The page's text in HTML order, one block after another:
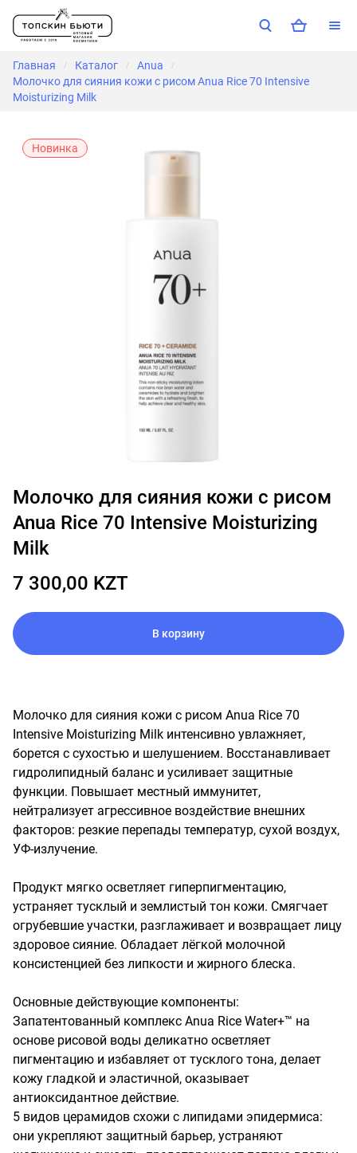
Главная / Каталог / Anua /
Молочко для сияния кожи с рисом Anua Rice 70 Intensive
Moisturizing Milk
Новинка
Молочко для сияния кожи с рисом
Anua Rice 70 Intensive Moisturizing
Milk
7 300,00 KZT
В корзину
Молочко для сияния кожи с рисом Anua Rice 70
Intensive Moisturizing Milk интенсивно увлажняет,
борется с сухостью и шелушением. Восстанавливает
гидролипидный баланс и усиливает защитные
функции. Повышает местный иммунитет,
нейтрализует агрессивное воздействие внешних
факторов: резкие перепады температур, сухой воздух,
УФ-излучение.
Продукт мягко осветляет гиперпигментацию,
устраняет тусклый и землистый тон кожи. Смягчает
огрубевшие участки, разглаживает и возвращает лицу
здоровое сияние. Обладает лёгкой молочной
консистенцией без липкости и жирного блеска.
Основные действующие компоненты:
Запатентованный комплекс Anua Rice Water+™ на
основе рисовой воды деликатно осветляет
пигментацию и избавляет от тусклого тона, делает
кожу гладкой и эластичной, оказывает
антиоксидантное действие.
5 видов церамидов схожи с липидами эпидермиса:
они укрепляют защитный барьер, устраняют